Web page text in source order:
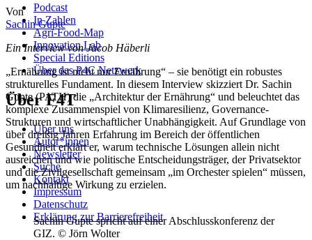
Podcast
In Zahlen
Agri-Food-Map
Innovation Lab
Special Editions
Über das P4C Netzwerk
Über F4T
Über uns
Autor*innen
Newsletter
Suche
Kontakt
Impressum
Datenschutz
Erklärung zur Barrierefreiheit
Von
Sachin Gupte
Ein Interview von Jacob Häberli
„Ernährung ist nicht nur Ernährung“ – sie benötigt ein robustes
strukturelles Fundament. In diesem Interview skizziert Dr. Sachin
Gupte (PATH) die „Architektur der Ernährung“ und beleuchtet das
komplexe Zusammenspiel von Klimaresilienz, Governance-
Strukturen und wirtschaftlicher Unabhängigkeit. Auf Grundlage von
über dreißig Jahren Erfahrung im Bereich der öffentlichen
Gesundheit erklärt er, warum technische Lösungen allein nicht
ausreichen und wie politische Entscheidungsträger, der Privatsektor
und die Zivilgesellschaft gemeinsam „im Orchester spielen“ müssen,
um nachhaltige Wirkung zu erzielen.
Sachin Gupte spricht auf einer Abschlusskonferenz der
GIZ. © Jörn Wolter